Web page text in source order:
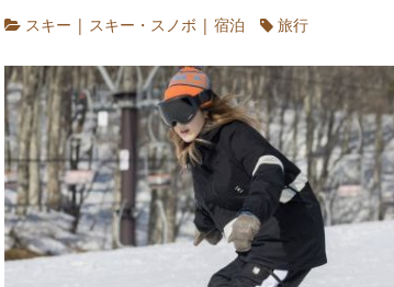
スキー | スキー・スノボ |宿泊 旅行